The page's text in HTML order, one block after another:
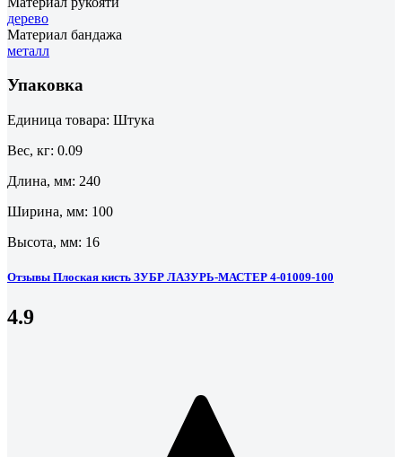
дерево
Материал бандажа
металл
Упаковка
Единица товара: Штука
Вес, кг: 0.09
Длина, мм: 240
Ширина, мм: 100
Высота, мм: 16
Отзывы Плоская кисть ЗУБР ЛАЗУРЬ-МАСТЕР 4-01009-100
4.9